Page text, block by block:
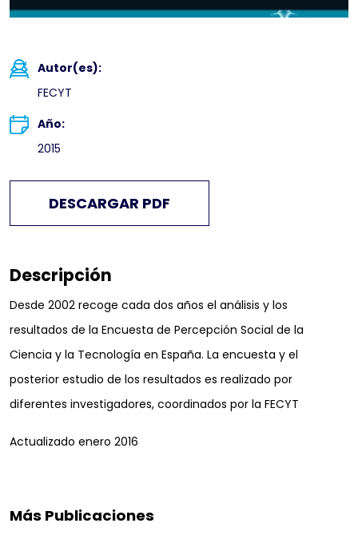
Autor(es):
FECYT
Año:
2015
DESCARGAR PDF
Descripción
Desde 2002 recoge cada dos años el análisis y los
resultados de la Encuesta de Percepción Social de la
Ciencia y la Tecnología en España. La encuesta y el
posterior estudio de los resultados es realizado por
diferentes investigadores, coordinados por la FECYT
Actualizado enero 2016
Más Publicaciones